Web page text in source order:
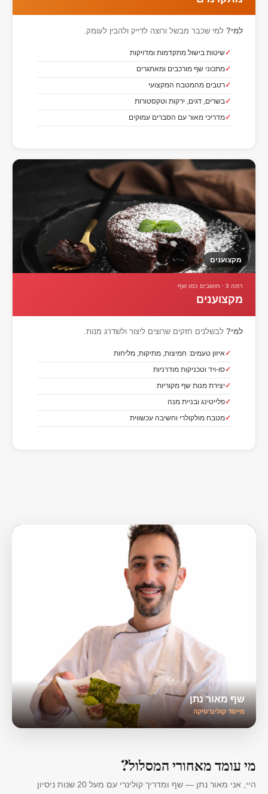
למי?למי שכבר מבשל ורוצה לדייק ולהבין לעומק.
שיטות בישול מתקדמות ומדויקות
מתכוני שף מורכבים ומאתגרים
רטבים מהמטבח המקצועי
בשרים, דגים, ירקות וטקסטורות
מדריכי מאור עם הסברים עמוקים
מקצוענים
רמה 3 · חושבים כמו שף
מקצוענים
למי?לבשלנים חזקים שרוצים ליצור ולשדרג מנות.
איזון טעמים: חמיצות, מתיקות, מליחות
סו-ויד וטכניקות מודרניות
יצירת מנות שף מקוריות
פלייטינג ובניית מנה
מטבח מולקולרי וחשיבה עכשווית
שף מאור נתן
מייסד קולינרטיקה
מי עומד מאחורי המסלול?
היי, אני מאור נתן — שף ומדריך קולינרי עם מעל 20 שנות ניסיון